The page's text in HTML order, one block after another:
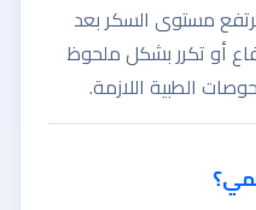
مستوى السكر بعد
أو تكرر بشكل ملحوظ
الطبية اللازمة.